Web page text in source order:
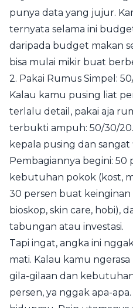
punya data yang jujur.
ternyata selama ini
daripada budget makan
bisa mulai mikir buat
2. Pakai Rumus Simpel:
Kalau kamu pusing liat
terlalu detail, pakai aja
terbukti ampuh: 50/30/
kepala pusing dan sangat
Pembagiannya begini: 50
kebutuhan pokok (kost,
30 persen buat
bioskop, skin care, hobi),
tabungan atau investasi.
Tapi ingat, angka ini
mati. Kalau kamu
gila-gilaan dan
persen, ya nggak apa-